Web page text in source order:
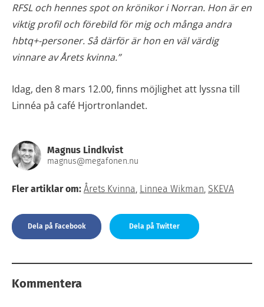
RFSL och hennes spot on krönikor i Norran. Hon är en
viktig profil och förebild för mig och många andra
hbtq+-personer. Så därför är hon en väl värdig
vinnare av Årets kvinna.”
Idag, den 8 mars 12.00, finns möjlighet att lyssna till
Linnéa på café Hjortronlandet.
Magnus Lindkvist
magnus@megafonen.nu
Fler artiklar om: Årets Kvinna Linnea Wikman SKEVA
Dela på Facebook Dela på Twitter
Kommentera